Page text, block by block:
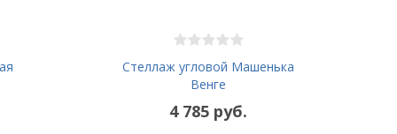
Стеллаж угловой Машенька
Венге
4 785 руб.